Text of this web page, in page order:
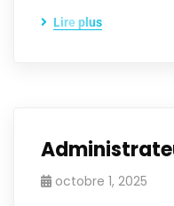
Lire plus
octobre 1, 2025